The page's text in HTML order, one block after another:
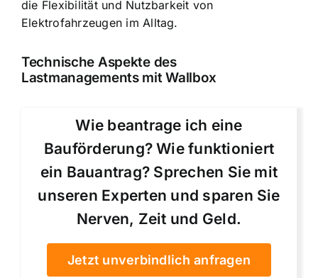
die Flexibilität und Nutzbarkeit von
Elektrofahrzeugen im Alltag.
Technische Aspekte des
Lastmanagements mit Wallbox
Wie beantrage ich eine
Bauförderung? Wie funktioniert
ein Bauantrag? Sprechen Sie mit
unseren Experten und sparen Sie
Nerven, Zeit und Geld.
Jetzt unverbindlich anfragen